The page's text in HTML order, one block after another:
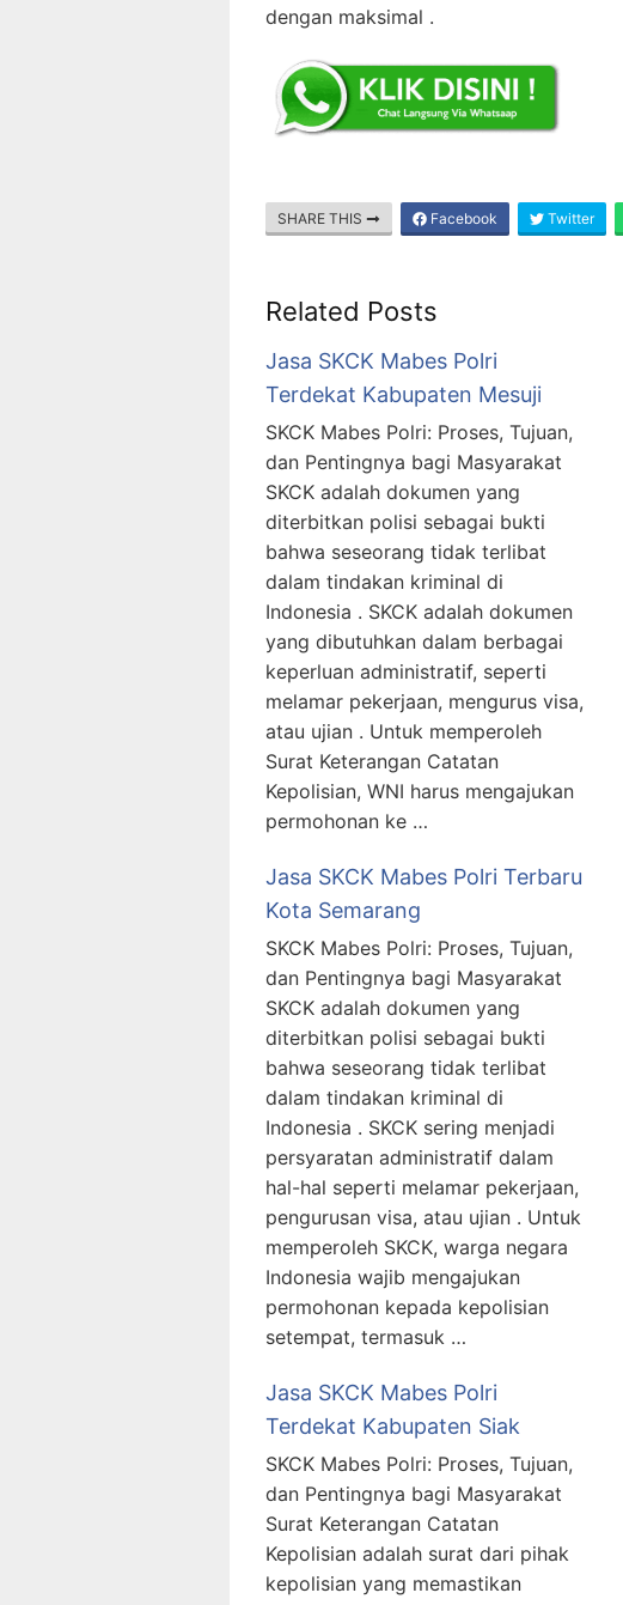
dengan maksimal .
SHARE THIS Facebook Twitter
Related Posts
Jasa SKCK Mabes Polri
Terdekat Kabupaten Mesuji
SKCK Mabes Polri: Proses, Tujuan,
dan Pentingnya bagi Masyarakat
SKCK adalah dokumen yang
diterbitkan polisi sebagai bukti
bahwa seseorang tidak terlibat
dalam tindakan kriminal di
Indonesia . SKCK adalah dokumen
yang dibutuhkan dalam berbagai
keperluan administratif, seperti
melamar pekerjaan, mengurus visa,
atau ujian . Untuk memperoleh
Surat Keterangan Catatan
Kepolisian, WNI harus mengajukan
permohonan ke …
Jasa SKCK Mabes Polri Terbaru
Kota Semarang
SKCK Mabes Polri: Proses, Tujuan,
dan Pentingnya bagi Masyarakat
SKCK adalah dokumen yang
diterbitkan polisi sebagai bukti
bahwa seseorang tidak terlibat
dalam tindakan kriminal di
Indonesia . SKCK sering menjadi
persyaratan administratif dalam
hal-hal seperti melamar pekerjaan,
pengurusan visa, atau ujian . Untuk
memperoleh SKCK, warga negara
Indonesia wajib mengajukan
permohonan kepada kepolisian
setempat, termasuk …
Jasa SKCK Mabes Polri
Terdekat Kabupaten Siak
SKCK Mabes Polri: Proses, Tujuan,
dan Pentingnya bagi Masyarakat
Surat Keterangan Catatan
Kepolisian adalah surat dari pihak
kepolisian yang memastikan